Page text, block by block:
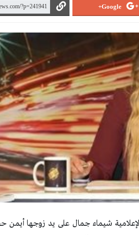
Google+
شيماء جمال على يد زوجها أيمن